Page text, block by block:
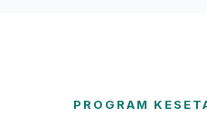
PROGRAM